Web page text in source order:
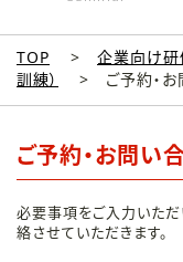
TOP 企業向け研
訓練）
ご予約・
ご予約・お問い
必要事項をご入力いただ
絡させていただきます。